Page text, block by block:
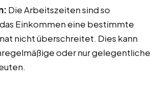
Die Arbeitszeiten sind so
Einkommen eine bestimmte
nicht überschreitet. Dies kann
oder nur gelegentliche